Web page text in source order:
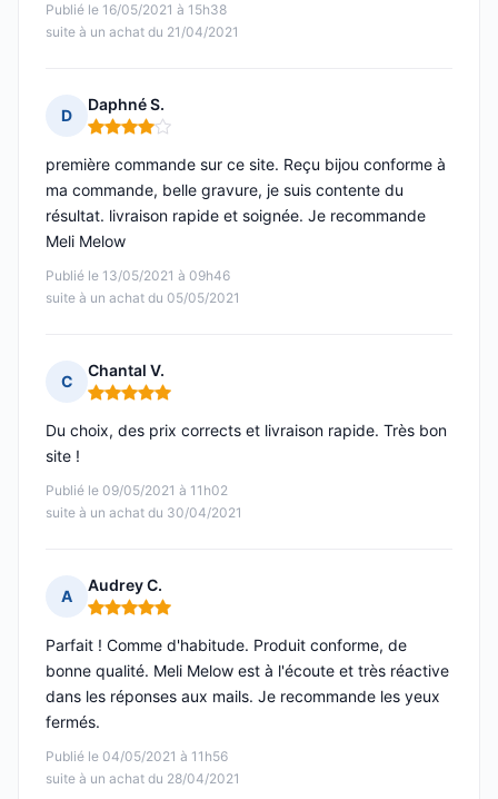
Publié le 16/05/2021 à 15h38
suite à un achat du 21/04/2021
D
Daphné S.
Note : 4 sur 5
Publié le 13/05/2021 à 09h46
suite à un achat du 05/05/2021
première commande sur ce site. Reçu bijou conforme à
ma commande, belle gravure, je suis contente du
résultat. livraison rapide et soignée. Je recommande
Meli Melow
C
Chantal V.
Note : 5 sur 5
Publié le 09/05/2021 à 11h02
suite à un achat du 30/04/2021
Du choix, des prix corrects et livraison rapide. Très bon
site !
A
Audrey C.
Note : 5 sur 5
Publié le 04/05/2021 à 11h56
suite à un achat du 28/04/2021
Parfait ! Comme d'habitude. Produit conforme, de
bonne qualité. Meli Melow est à l'écoute et très réactive
dans les réponses aux mails. Je recommande les yeux
fermés.